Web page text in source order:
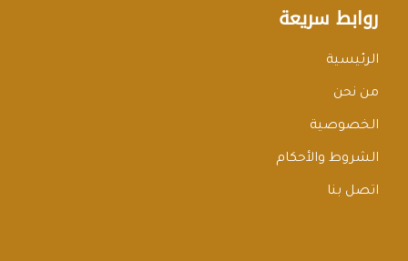
روابط سريعة
الرئيسية
من نحن
الخصوصية
الشروط والأحكام
اتصل بنا